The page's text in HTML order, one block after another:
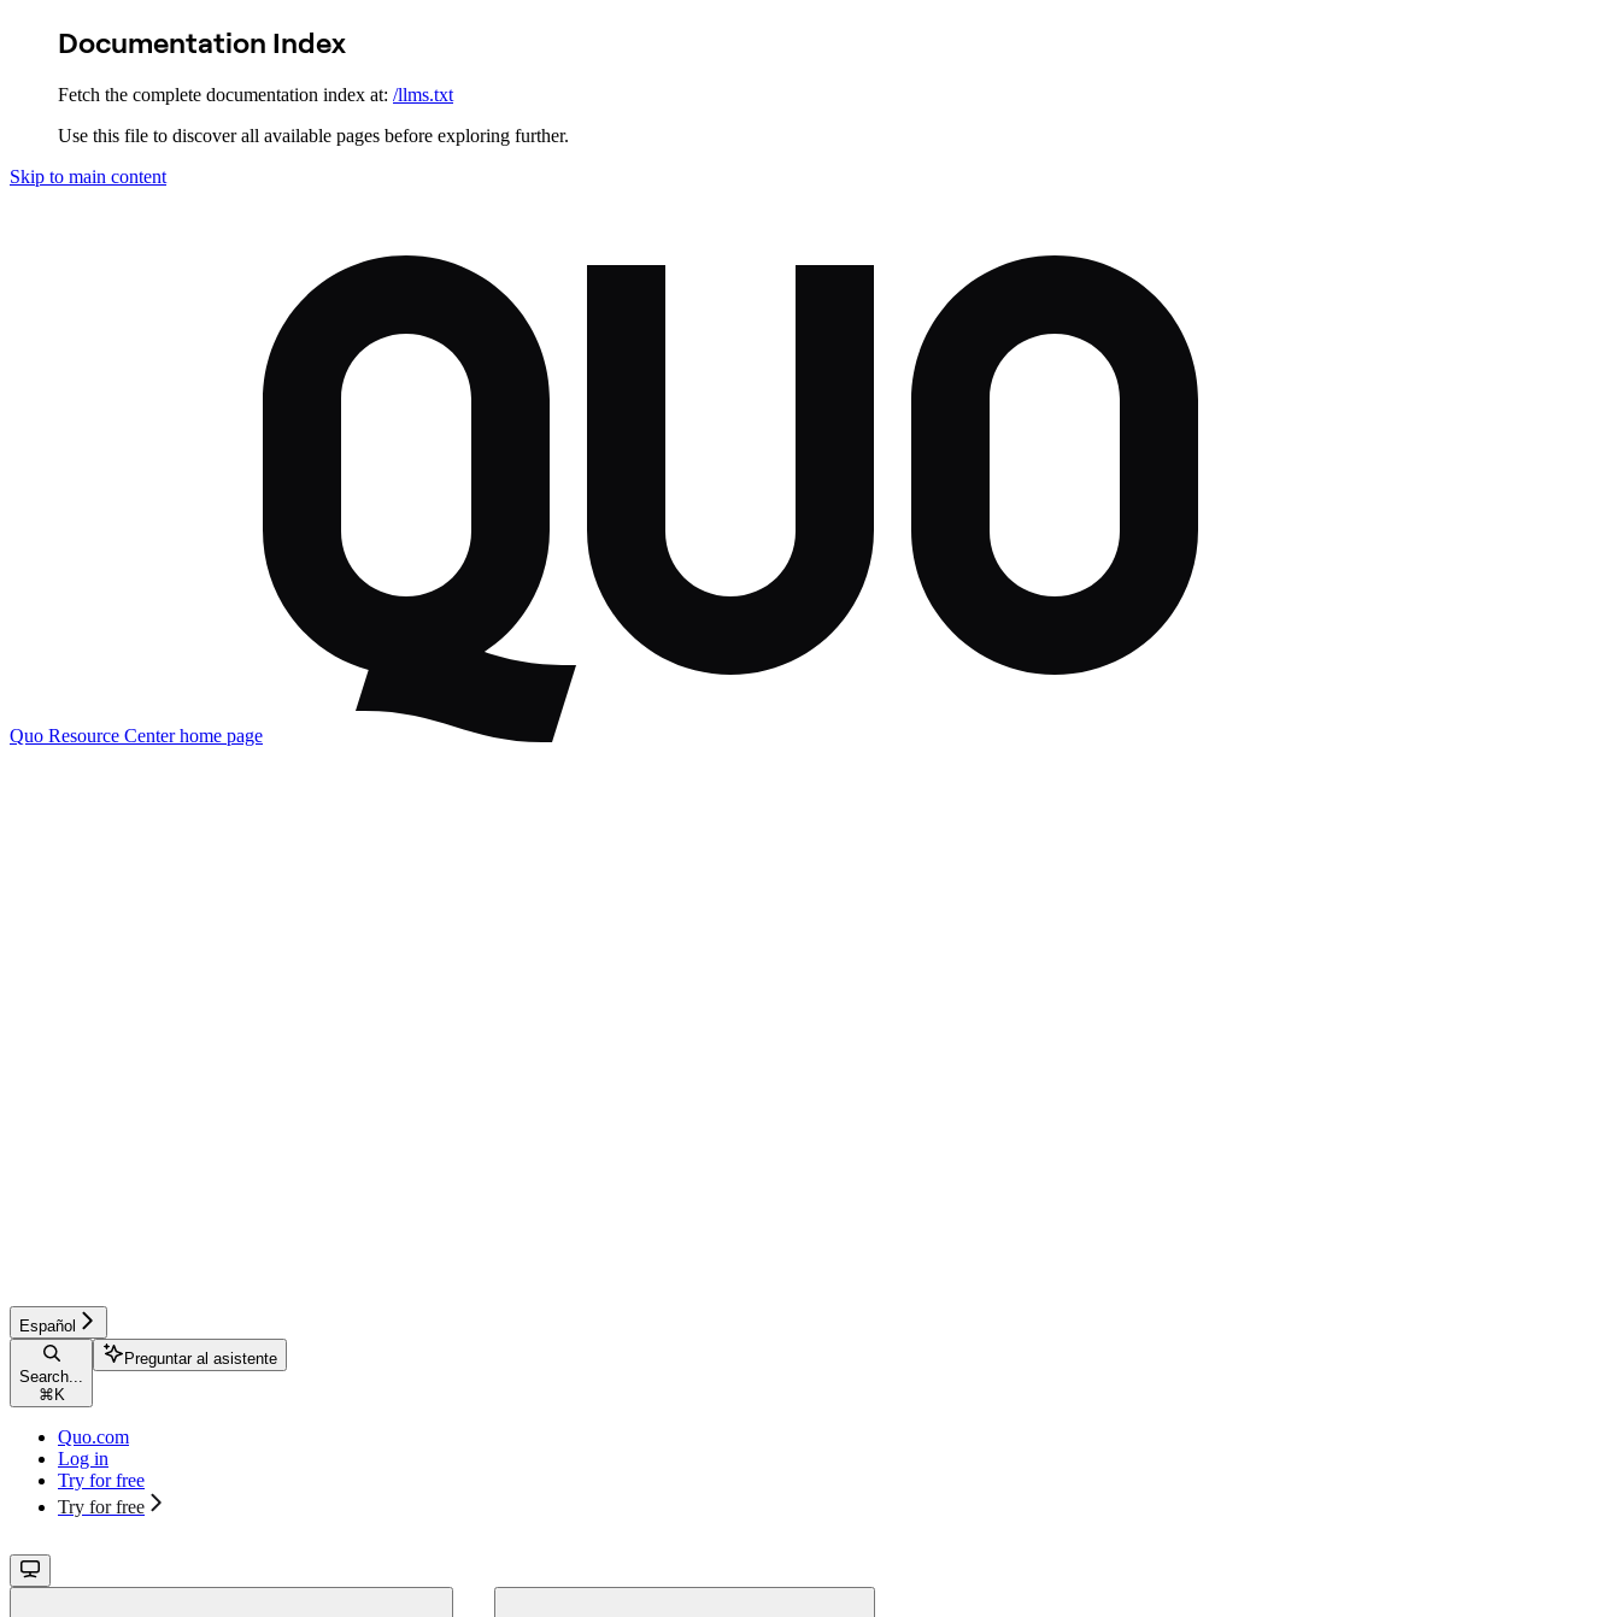
Documentation Index
Fetch the complete documentation index at: /llms.txt
Use this file to discover all available pages before exploring further.
Skip to main content
Quo Resource Centerhome page
Español
Search...
⌘ K
Preguntar al asistente
Quo.com
Log in
Try for free
Try for free